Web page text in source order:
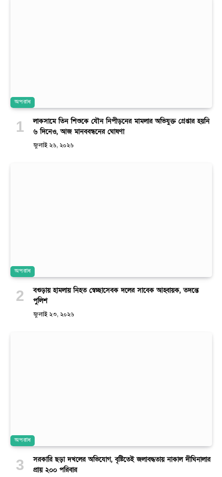
অপরাধ
লাকসামে তিন শিশুকে যৌন নিপীড়নের মামলার অভিযুক্ত গ্রেপ্তার হয়নি
৬ দিনেও, আজ মানববন্ধনের ঘোষণা
জুলাই ২৬, ২০২৬
অপরাধ
বগুড়ায় হামলায় নিহত স্বেচ্ছাসেবক দলের সাবেক আহ্বায়ক, তদন্তে
পুলিশ
জুলাই ২৩, ২০২৬
অপরাধ
সরকারি ছড়া দখলের অভিযোগ, বৃষ্টিতেই জলাবদ্ধতায় নাকাল দীঘিনালার
প্রায় ২০০ পরিবার